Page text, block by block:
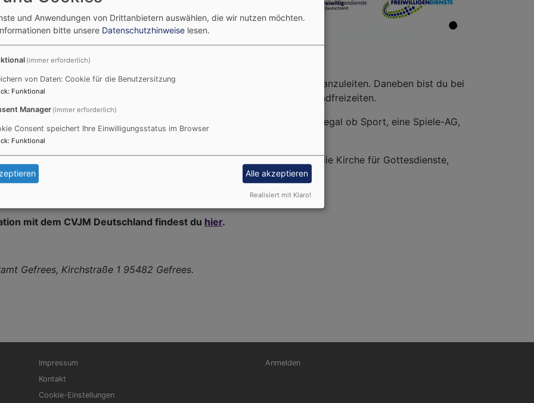
Bildrechte AG
Durchführung unserer jährlich in den Pfingstferien
Kunterbuntunterstützten, einem bunten Vormittag für
Konfitagenmit, lernst Gesprächsgruppen zu moderieren und Spiele anzuleiten. Daneben bist du bei
beteiligt und begleitest die Konfis im Team mit auf Wochenendfreizeiten.
klassenübergreifend zwei Projekte in der Realschule anbieten, ganz egal ob Sport, eine Spiele-AG,
und sammle pädagogische Erfahrung.
in die Arbeit als MesnerIn und bereitest im Team oder eigenständig die Kirche für Gottesdienste,
mit dem CVJM Deutschland findest du hier.
Gefrees, Kirchstraße 1 95482 Gefrees.
Fußbereichsmenü
Impressum
Kontakt
Cookie-Einstellungen
Benutzermenü
Anmelden
und Anwendungen von Drittanbietern auswählen, die wir nutzen möchten.
bitte unsere Datenschutzhinweise lesen.
(immer erforderlich)
von Daten: Cookie für die Benutzersitzung
: Funktional
Manager (immer erforderlich)
Consent speichert Ihre Einwilligungsstatus im Browser
: Funktional
Alle akzeptieren
Realisiert mit Klaro!